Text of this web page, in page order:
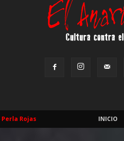
INICIO
Perla Rojas